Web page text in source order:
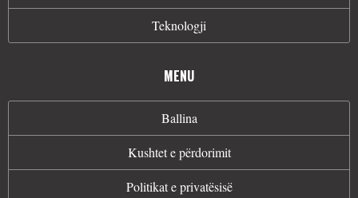
Teknologji
MENU
Ballina
Kushtet e përdorimit
Politikat e privatësisë